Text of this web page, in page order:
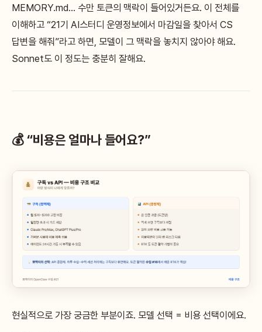
MEMORY.md… 수만 토큰의 맥락이 들어있거든요. 이 전체를
이해하고 “21기 AI스터디 운영정보에서 마감일을 찾아서 CS
답변을 해줘”라고 하면, 모델이 그 맥락을 놓치지 않아야 해요.
Sonnet도 이 정도는 충분히 잘해요.
💰 “비용은 얼마나 들어요?”
현실적으로 가장 궁금한 부분이죠. 모델 선택 = 비용 선택이에요.